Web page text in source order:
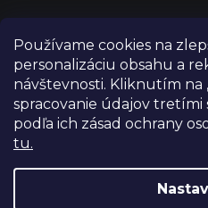
Používame cookies na
personalizáciu obsahu a
návštevnosti. Kliknutím na
spracovanie údajov tretími
podľa ich zásad ochrany
tu.
Copyright 2026FILM-
Upraviť